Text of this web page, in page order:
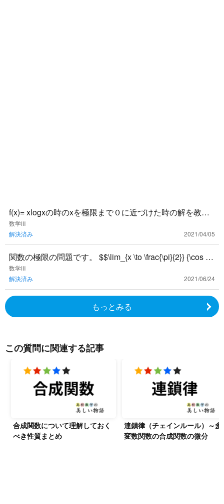
f(x)= xlogxの時のxを極限まで０に近づけた時の解を教え
てください！不定形の極限が分かりません。
数学Ⅲ
解決済み
2021/04/05
関数の極限の問題です。 $$\lim_{x \to \frac{\pi}{2}} {\cos 3
x}{\tan 5x}$
数学Ⅲ
解決済み
2021/06/24
もっとみる
この質問に関連する記事
合成関数について理解しておく
べき性質まとめ
連鎖律（チェインルール）～多
変数関数の合成関数の微分